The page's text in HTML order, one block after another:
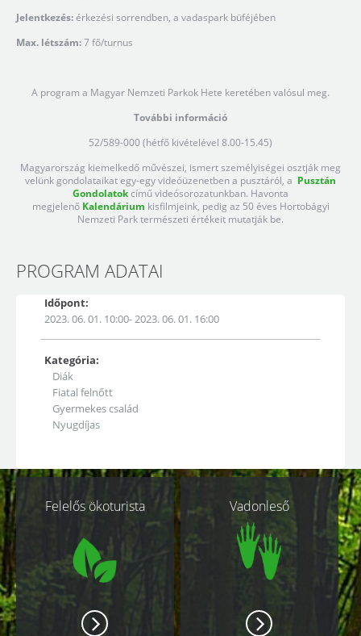
Jelentkezés:érkezési sorrendben, a vadaspark büféjében
Max. létszám:7 fő/turnus
A program a Magyar Nemzeti Parkok Hete keretében valósul meg.
További információ
52/589-000 (hétfő kivételével 8.00-15.45)
Magyarország kiemelkedő művészei, ismert személyiségei osztják meg
velünk gondolataikat egy-egy videóüzenetben a pusztáról, a Pusztán
Gondolatokcímű videósorozatunkban. Havonta
megjelenő Kalendárium kisfilmjeink, pedig az 50 éves Hortobágyi
Nemzeti Park természeti értékeit mutatják be.
PROGRAM ADATAI
Időpont:
2023. 06. 01. 10:00- 2023. 06. 01. 16:00
Kategória:
Diák
Fiatal felnőtt
Gyermekes család
Nyugdíjas
Kapcsolódó
oldalakFelelős ökoturista Vadonleső